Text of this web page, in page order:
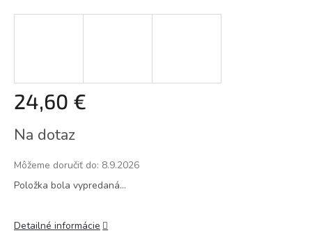
24,60 €
cena:
Na dotaz
Môžeme doručiť do: 8.9.2026
Položka bola vypredaná…
Detailné informácie